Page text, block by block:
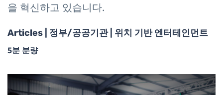
을 혁신하고 있습니다.
Articles | 정부/공공기관 | 위치 기반 엔터테인먼트
5분 분량